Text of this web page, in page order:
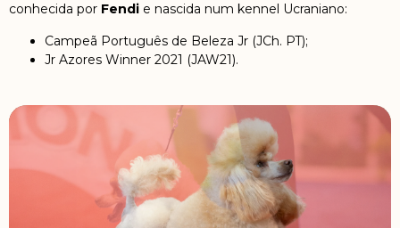
conhecida por Fendi e nascida num kennel Ucraniano:
Campeã Português de Beleza Jr (JCh. PT);
Jr Azores Winner 2021 (JAW21).